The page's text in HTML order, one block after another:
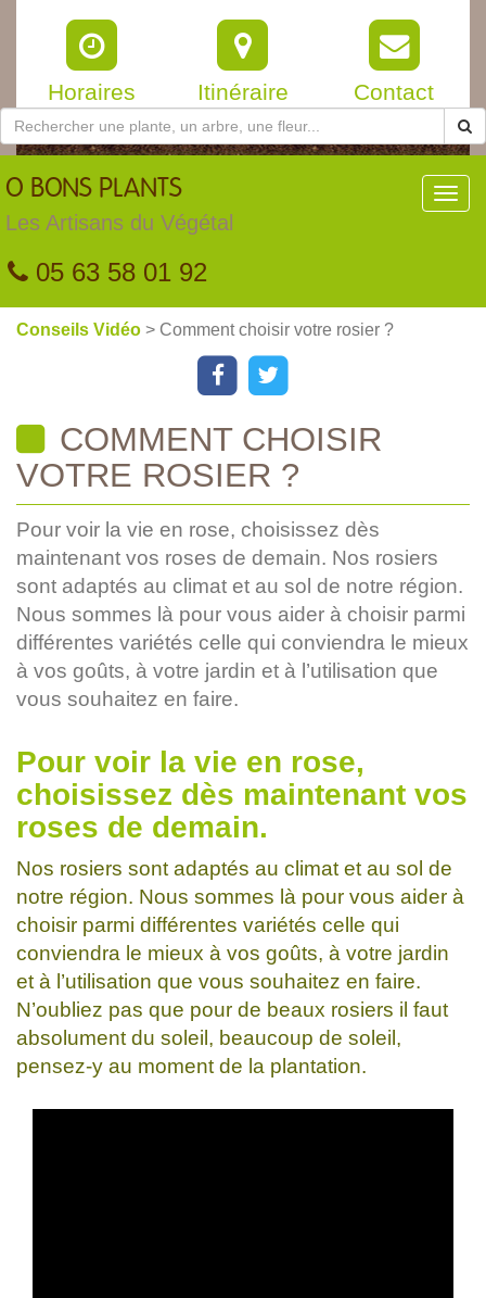
Horaires Itinéraire Contact
O BONS PLANTS
Les Artisans du Végétal
05 63 58 01 92
Conseils Vidéo > Comment choisir votre rosier ?
COMMENT CHOISIR
VOTRE ROSIER ?
Pour voir la vie en rose, choisissez dès
maintenant vos roses de demain. Nos rosiers
sont adaptés au climat et au sol de notre région.
Nous sommes là pour vous aider à choisir parmi
différentes variétés celle qui conviendra le mieux
à vos goûts, à votre jardin et à l’utilisation que
vous souhaitez en faire.
Pour voir la vie en rose,
choisissez dès maintenant vos
roses de demain.
Nos rosiers sont adaptés au climat et au sol de
notre région. Nous sommes là pour vous aider à
choisir parmi différentes variétés celle qui
conviendra le mieux à vos goûts, à votre jardin
et à l’utilisation que vous souhaitez en faire.
N’oubliez pas que pour de beaux rosiers il faut
absolument du soleil, beaucoup de soleil,
pensez-y au moment de la plantation.